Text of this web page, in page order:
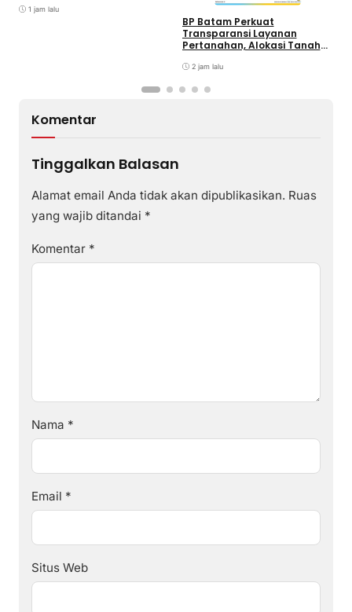
Bermotor di Kantor Samsat
1 jam lalu
BP Batam Perkuat
Transparansi Layanan
Pertanahan, Alokasi Tanah
LMS2 jam lalu
Komentar
Tinggalkan Balasan
Alamat email Anda tidak akan dipublikasikan. Ruas
yang wajib ditandai *
Komentar *
Nama *
Email *
Situs Web